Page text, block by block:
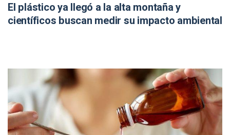
El plástico ya llegó a la alta montaña y
científicos buscan medir su impacto ambiental